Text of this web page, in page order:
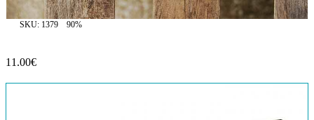
SKU: 1379 90%
11.00€